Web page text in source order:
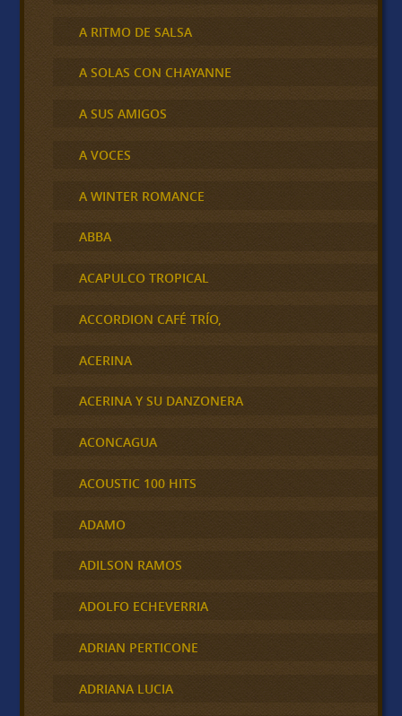
A RITMO DE SALSA
A SOLAS CON CHAYANNE
A SUS AMIGOS
A VOCES
A WINTER ROMANCE
ABBA
ACAPULCO TROPICAL
ACCORDION CAFÉ TRÍO,
ACERINA
ACERINA Y SU DANZONERA
ACONCAGUA
ACOUSTIC 100 HITS
ADAMO
ADILSON RAMOS
ADOLFO ECHEVERRIA
ADRIAN PERTICONE
ADRIANA LUCIA